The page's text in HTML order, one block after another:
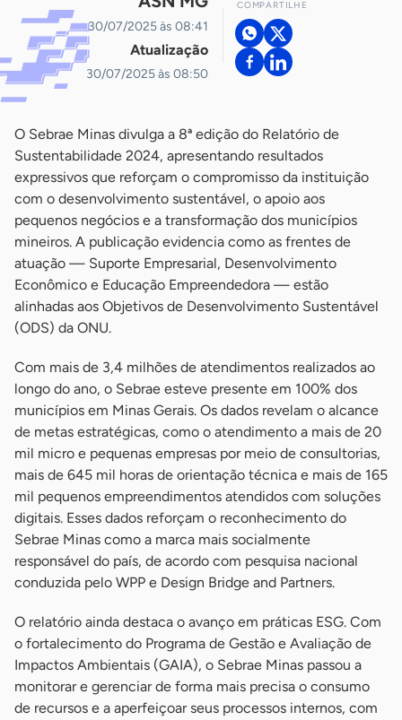
30/07/2025 às 08:41
Atualização
30/07/2025 às 08:50
COMPARTILHE
O Sebrae Minas divulga a 8ª edição do Relatório de
Sustentabilidade 2024, apresentando resultados
expressivos que reforçam o compromisso da instituição
com o desenvolvimento sustentável, o apoio aos
pequenos negócios e a transformação dos municípios
mineiros. A publicação evidencia como as frentes de
atuação — Suporte Empresarial, Desenvolvimento
Econômico e Educação Empreendedora — estão
alinhadas aos Objetivos de Desenvolvimento Sustentável
(ODS) da ONU.
Com mais de 3,4 milhões de atendimentos realizados ao
longo do ano, o Sebrae esteve presente em 100% dos
municípios em Minas Gerais. Os dados revelam o alcance
de metas estratégicas, como o atendimento a mais de 20
mil micro e pequenas empresas por meio de consultorias,
mais de 645 mil horas de orientação técnica e mais de 165
mil pequenos empreendimentos atendidos com soluções
digitais. Esses dados reforçam o reconhecimento do
Sebrae Minas como a marca mais socialmente
responsável do país, de acordo com pesquisa nacional
conduzida pelo WPP e Design Bridge and Partners.
O relatório ainda destaca o avanço em práticas ESG. Com
o fortalecimento do Programa de Gestão e Avaliação de
Impactos Ambientais (GAIA), o Sebrae Minas passou a
monitorar e gerenciar de forma mais precisa o consumo
de recursos e a aperfeiçoar seus processos internos, com